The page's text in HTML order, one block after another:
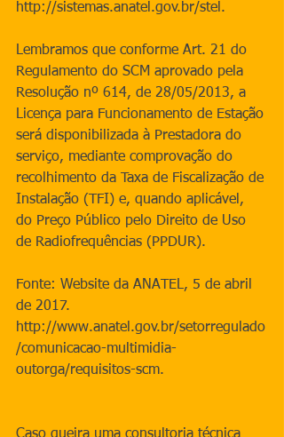
http://sistemas.anatel.gov.br/stel.
Lembramos que conforme Art. 21 do
Regulamento do SCM aprovado pela
Resolução nº 614, de 28/05/2013, a
Licença para Funcionamento de Estação
será disponibilizada à Prestadora do
serviço, mediante comprovação do
recolhimento da Taxa de Fiscalização de
Instalação (TFI) e, quando aplicável,
do Preço Público pelo Direito de Uso
de Radiofrequências (PPDUR).
Fonte: Website da ANATEL, 5 de abril
de 2017.
http://www.anatel.gov.br/setorregulado
/comunicacao-multimidia-
outorga/requisitos-scm.